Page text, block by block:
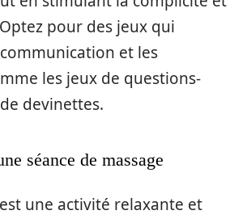
pour des jeux qui
et les
les jeux de questions-
devinettes.
séance de massage
une activité relaxante et